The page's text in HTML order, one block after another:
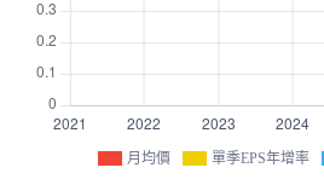
月均價 單季EPS年增率